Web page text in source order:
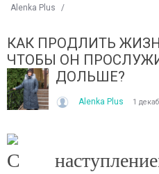
Alenka Plus /
ЗРАНКУ СПЕКА, А ВВЕЧЕРІ ВЖЕ
КАК ПРОДЛИТЬ
ЧТОБЫ ОН
ДОЛЬШЕ?
Alenka Plus 1
С